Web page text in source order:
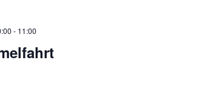
- 11:00